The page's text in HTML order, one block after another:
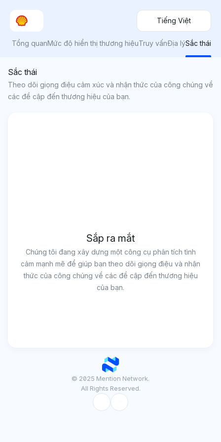
Tiếng Việt
Tổng quanMức độ hiển thị thương hiệuTruy vấnĐịa lýSắc thái
Sắc thái
Theo dõi giọng điệu cảm xúc và nhận thức của công chúng về
các đề cập đến thương hiệu của bạn.
Sắp ra mắt
Chúng tôi đang xây dựng một công cụ phân tích tình
cảm mạnh mẽ để giúp bạn theo dõi giọng điệu và nhận
thức của công chúng về các đề cập đến thương hiệu
của bạn.
© 2025 Mention Network.
All Rights Reserved.